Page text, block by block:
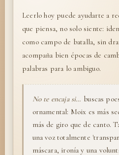
Leerlo hoy puede ayudarte a
que piensa, no solo siente:
como campo de batalla, sin
acompaña bien épocas de
palabras para lo ambiguo.
No te encaja si… buscas
ornamental: Moix es más
más de giro que de canto.
una voz totalmente
máscara, ironía y una